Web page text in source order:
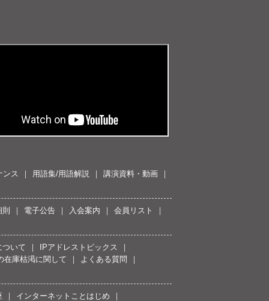
ンス 用語集/用語解説 講演資料・動画
則 電子公告 入会案内 会員リスト
ついて
IPアドレストピックス
在庫枯渇に関して
よくある質問
インターネットことはじめ